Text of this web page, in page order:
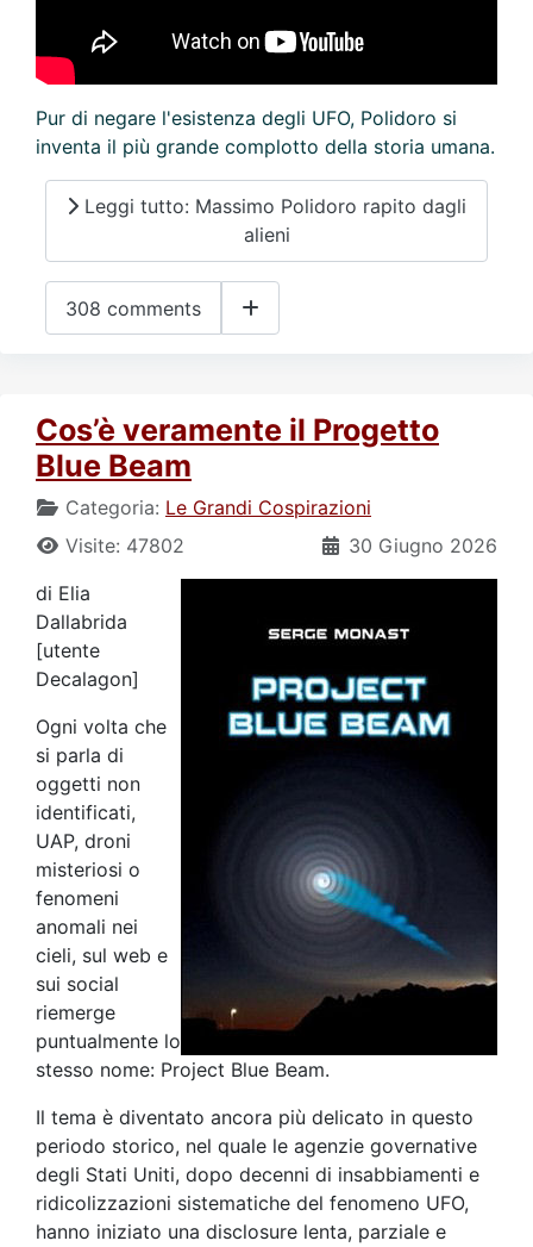
Pur di negare l'esistenza degli UFO, Polidoro si
inventa il più grande complotto della storia umana.
Leggi tutto: Massimo Polidoro rapito dagli
alieni
308 comments
Cos’è veramente il Progetto
Blue Beam
Categoria: Le Grandi Cospirazioni
30 Giugno 2026
Visite: 47802
di Elia
Dallabrida
[utente
Decalagon]
Ogni volta che
si parla di
oggetti non
identificati,
UAP, droni
misteriosi o
fenomeni
anomali nei
cieli, sul web e
sui social
riemerge
puntualmente lo
stesso nome: Project Blue Beam.
Il tema è diventato ancora più delicato in questo
periodo storico, nel quale le agenzie governative
degli Stati Uniti, dopo decenni di insabbiamenti e
ridicolizzazioni sistematiche del fenomeno UFO,
hanno iniziato una disclosure lenta, parziale e